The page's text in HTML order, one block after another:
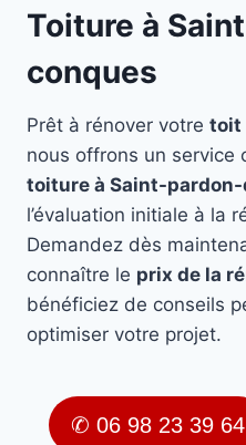
Toiture à
conques
Prêt à rénover votre toit
nous offrons un service
toiture à Saint-
l’évaluation initiale à la
Demandez dès
connaître le prix de la
bénéficiez de conseils
optimiser votre projet.
✆ 06 98 23 39 64